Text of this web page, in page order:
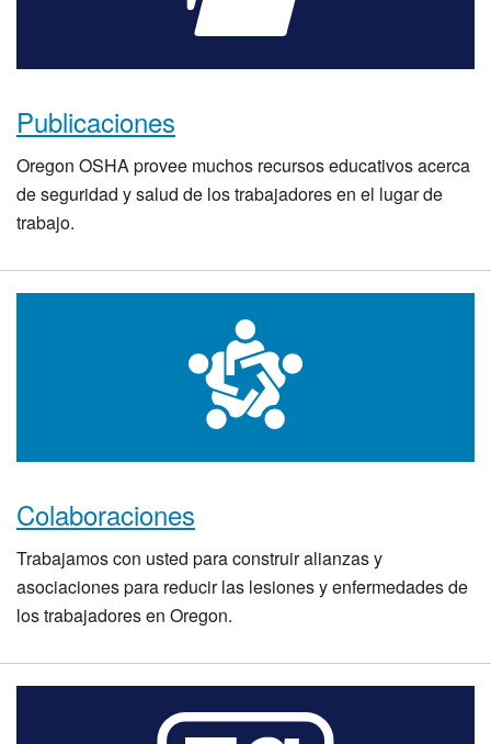
Publicaciones
Oregon OSHA provee muchos recursos educativos acerca
de seguridad y salud de los trabajadores en el lugar de
trabajo.
Colaboraciones
Trabajamos con usted para construir alianzas y
asociaciones para reducir las lesiones y enfermedades de
los trabajadores en Oregon.